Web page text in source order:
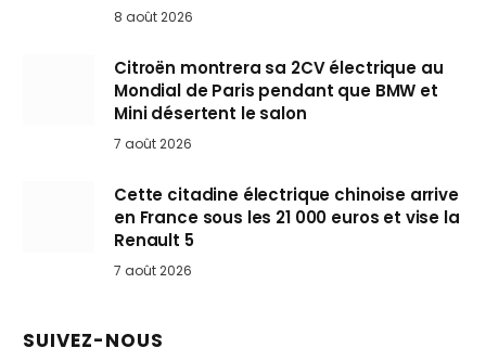
8 août 2026
Citroën montrera sa 2CV électrique au
Mondial de Paris pendant que BMW et
Mini désertent le salon
7 août 2026
Cette citadine électrique chinoise arrive
en France sous les 21 000 euros et vise la
Renault 5
7 août 2026
SUIVEZ-NOUS